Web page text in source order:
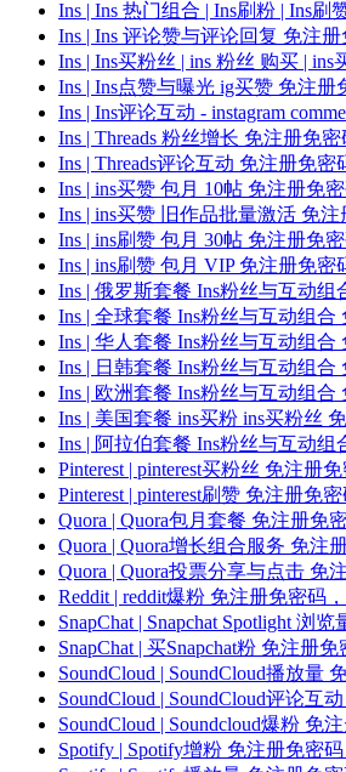
Ins | Ins 热门组合 | Ins刷粉 | Ins
Ins | Ins 评论赞与评论回复 免注
Ins | Ins买粉丝 | ins 粉丝 购买 |
Ins | Ins点赞与曝光 ig买赞 免注
Ins | Ins评论互动 - instagram
Ins | Threads 粉丝增长 免注册免
Ins | Threads评论互动 免注册免
Ins | ins买赞 包月 10帖 免注册免
Ins | ins买赞 旧作品批量激活 免
Ins | ins刷赞 包月 30帖 免注册免
Ins | ins刷赞 包月 VIP 免注册免
Ins | 俄罗斯套餐 Ins粉丝与互动
Ins | 全球套餐 Ins粉丝与互动组
Ins | 华人套餐 Ins粉丝与互动组
Ins | 日韩套餐 Ins粉丝与互动组
Ins | 欧洲套餐 Ins粉丝与互动组
Ins | 美国套餐 ins买粉 ins买粉丝
Ins | 阿拉伯套餐 Ins粉丝与互动
Pinterest | pinterest买粉丝 免注册
Pinterest | pinterest刷赞 免注册免
Quora | Quora包月套餐 免注册免
Quora | Quora增长组合服务 免注
Quora | Quora投票分享与点击 免
Reddit | reddit爆粉 免注册免密码
SnapChat | Snapchat Spotlight 浏
SnapChat | 买Snapchat粉 免注册
SoundCloud | SoundCloud播放量
SoundCloud | SoundCloud评论
SoundCloud | Soundcloud爆粉
Spotify | Spotify增粉 免注册免密